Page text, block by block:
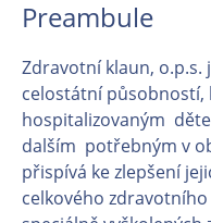
Preambule
Zdravotní klaun, o.p.s.
celostátní
hospitalizovaným
dalším potřebným v
přispívá ke zlepšení
celkového